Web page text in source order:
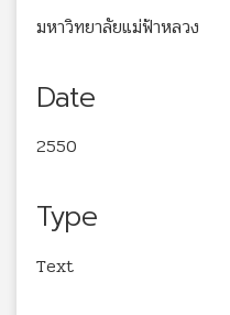
มหาวิทยาลัยแม่ฟ้าหลวง
Date
2550
Type
Text